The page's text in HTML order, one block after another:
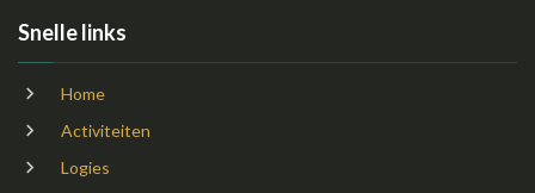
Snelle links
Home
Activiteiten
Logies